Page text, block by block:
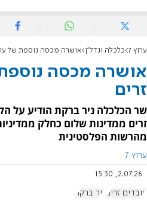
ערוץ 7 כלכלה ונדל"ן אושרה מכסה נוספת של
אושרה מכסה
זרים
שר הכלכלה ניר ברקת הודיע על
זרים ממדינות שלום כחלק
מהרשות הפלסטינית
ערוץ 7
2.07.26, 15:30
עובדים זרים ניר ברקת